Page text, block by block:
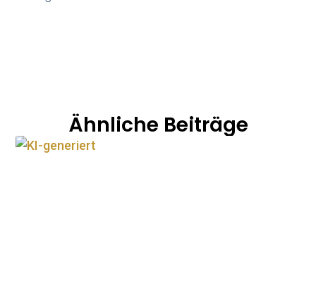
Ähnliche Beiträge